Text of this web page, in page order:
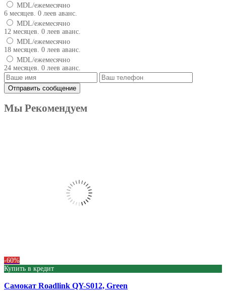
MDL/ежемесячно
6 месяцев. 0 леев аванс.
MDL/ежемесячно
12 месяцев. 0 леев аванс.
MDL/ежемесячно
18 месяцев. 0 леев аванс.
MDL/ежемесячно
24 месяцев. 0 леев аванс.
Мы Рекомендуем
-60%
Купить в кредит
Самокат Roadlink QY-S012, Green